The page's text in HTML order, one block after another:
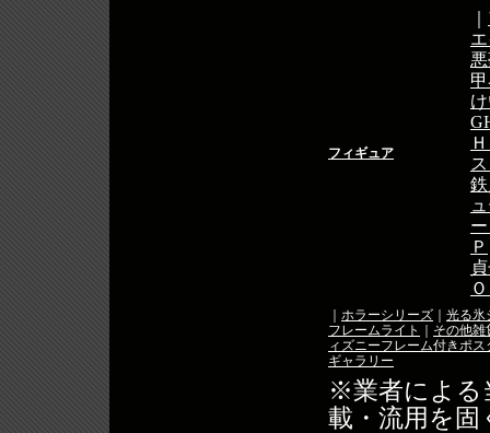
フィギュア
｜
悪
Ｐ
ホラーシリーズ
光る氷
フレームライト
その他雑
ィズニーフレーム付きポス
ギャラリー
※業者による
載・流用を